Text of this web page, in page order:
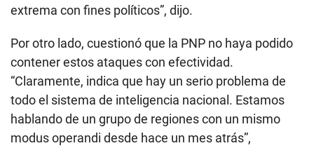
extrema con fines políticos”, dijo.
Por otro lado, cuestionó que la PNP no haya podido
contener estos ataques con efectividad.
“Claramente, indica que hay un serio problema de
todo el sistema de inteligencia nacional. Estamos
hablando de un grupo de regiones con un mismo
modus operandi desde hace un mes atrás”,